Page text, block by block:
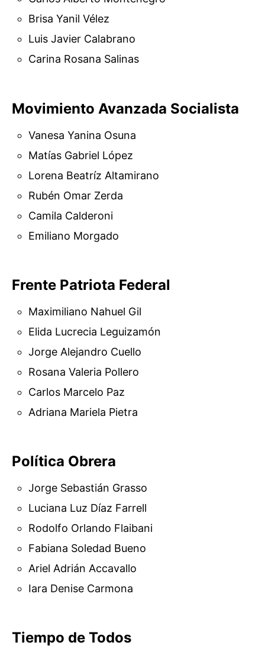
Brisa Yanil Vélez
Luis Javier Calabrano
Carina Rosana Salinas
Movimiento Avanzada Socialista
Vanesa Yanina Osuna
Matías Gabriel López
Lorena Beatríz Altamirano
Rubén Omar Zerda
Camila Calderoni
Emiliano Morgado
Frente Patriota Federal
Maximiliano Nahuel Gil
Elida Lucrecia Leguizamón
Jorge Alejandro Cuello
Rosana Valeria Pollero
Carlos Marcelo Paz
Adriana Mariela Pietra
Política Obrera
Jorge Sebastián Grasso
Luciana Luz Díaz Farrell
Rodolfo Orlando Flaibani
Fabiana Soledad Bueno
Ariel Adrián Accavallo
Iara Denise Carmona
Tiempo de Todos